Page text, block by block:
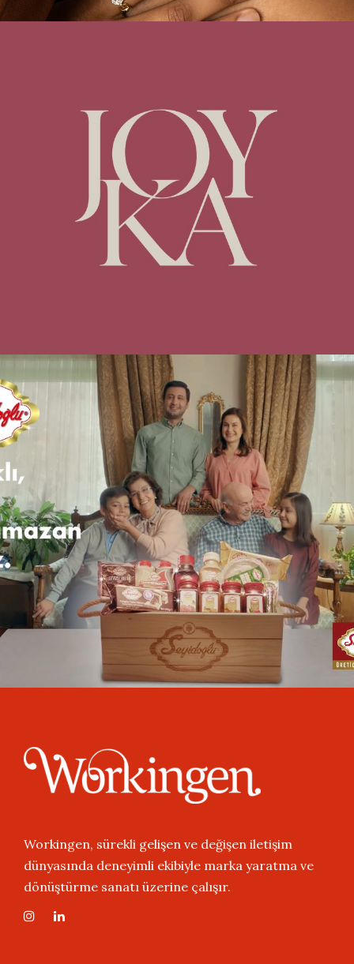
Joyka Jewelry
Seyidoğlu – Ramazan
Workingen, sürekli gelişen ve değişen iletişim
dünyasında deneyimli ekibiyle marka yaratma ve
dönüştürme sanatı üzerine çalışır.